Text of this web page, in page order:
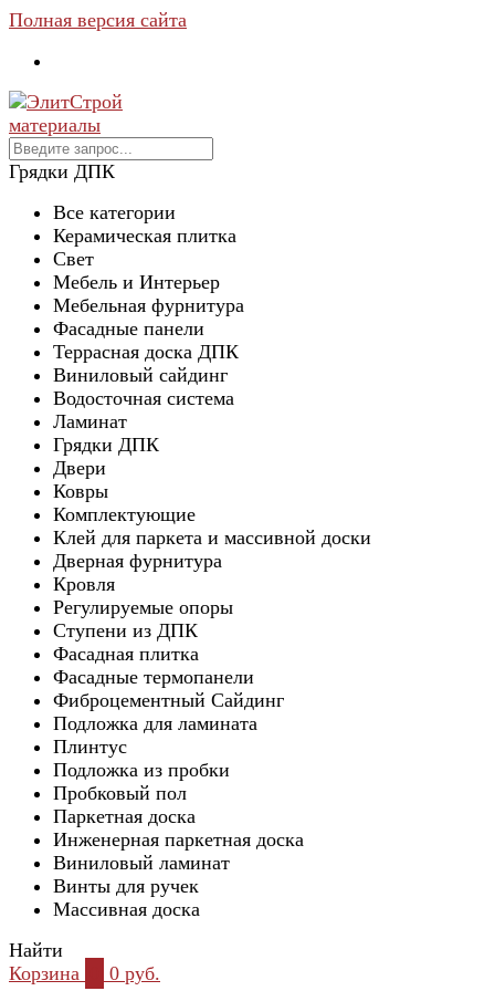
Полная версия сайта
Грядки ДПК
Все категории
Керамическая плитка
Свет
Мебель и Интерьер
Мебельная фурнитура
Фасадные панели
Террасная доска ДПК
Виниловый сайдинг
Водосточная система
Ламинат
Грядки ДПК
Двери
Ковры
Комплектующие
Клей для паркета и массивной доски
Дверная фурнитура
Кровля
Регулируемые опоры
Ступени из ДПК
Фасадная плитка
Фасадные термопанели
Фиброцементный Сайдинг
Подложка для ламината
Плинтус
Подложка из пробки
Пробковый пол
Паркетная доска
Инженерная паркетная доска
Виниловый ламинат
Винты для ручек
Массивная доска
Найти
Корзина
0 руб.